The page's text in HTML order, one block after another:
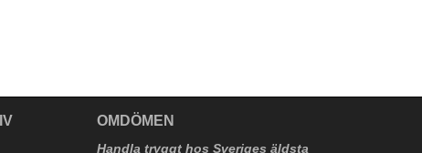
OMDÖMEN
Handla tryggt hos Sveriges äldsta